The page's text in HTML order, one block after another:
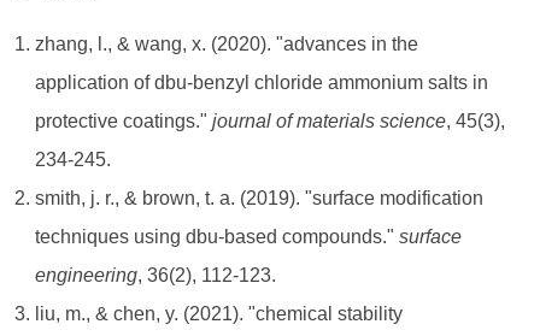
zhang, l., & wang, x. (2020). "advances in the
application of dbu-benzyl chloride ammonium salts in
protective coatings." journal of materials science, 45(3),
234-245.
smith, j. r., & brown, t. a. (2019). "surface modification
techniques using dbu-based compounds." surface
engineering, 36(2), 112-123.
liu, m., & chen, y. (2021). "chemical stability